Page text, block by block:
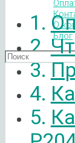
О
Блог